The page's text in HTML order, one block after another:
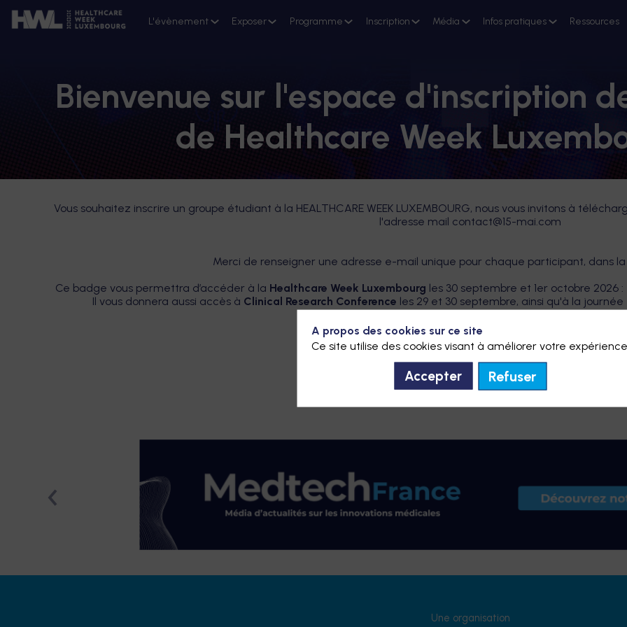
L'évènement Exposer Programme Inscription Média Infos pratiques Ressources
Bienvenue sur l'espace d'inscription
de Healthcare Week
Vous souhaitez inscrire un groupe étudiant à la HEALTHCARE WEEK LUXEMBOURG, nous vous invitons à
l'adresse mail contact@15-mai.com
Merci de renseigner une adresse e-mail unique pour chaque participant, dans la
Ce badge vous permettra d’accéder à la Healthcare Week Luxembourg les 30 septembre et 1er octobre 2026
Il vous donnera aussi accès à Clinical Research Conference les 29 et 30 septembre, ainsi qu'à la journée
Fichier à télécharger
Une organisation
A propos des cookies sur ce site
Ce site utilise des cookies visant à améliorer votre
Accepter Refuser